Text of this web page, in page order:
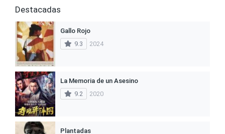
Destacadas
Gallo Rojo
9.3
2024
La Memoria de un Asesino
9.2
2020
Plantadas